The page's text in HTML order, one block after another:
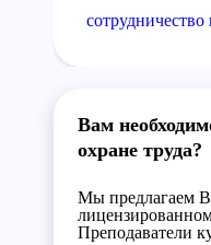
сотрудничество
Вам
охране труда?
Мы предлагаем
Преподаватели